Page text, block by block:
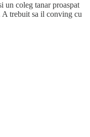
un coleg tanar proaspat
trebuit sa il conving cu